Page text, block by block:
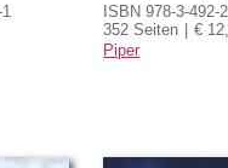
ISBN 978-3-492-
352 Seiten
€
Piper